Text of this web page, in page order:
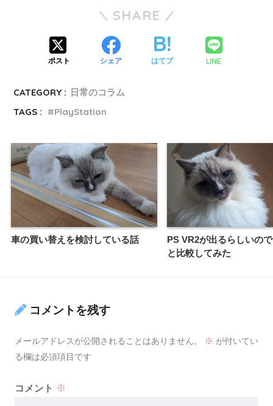
SHARE
ポスト シェア はてブ LINE
CATEGORY : 日常のコラム
TAGS :
PlayStation
車の買い替えを検討している話
PS VR2が出るらしいの
と比較してみた
コメントを残す
メールアドレスが公開されることはありません。 ※ が付いてい
る欄は必須項目です
コメント ※